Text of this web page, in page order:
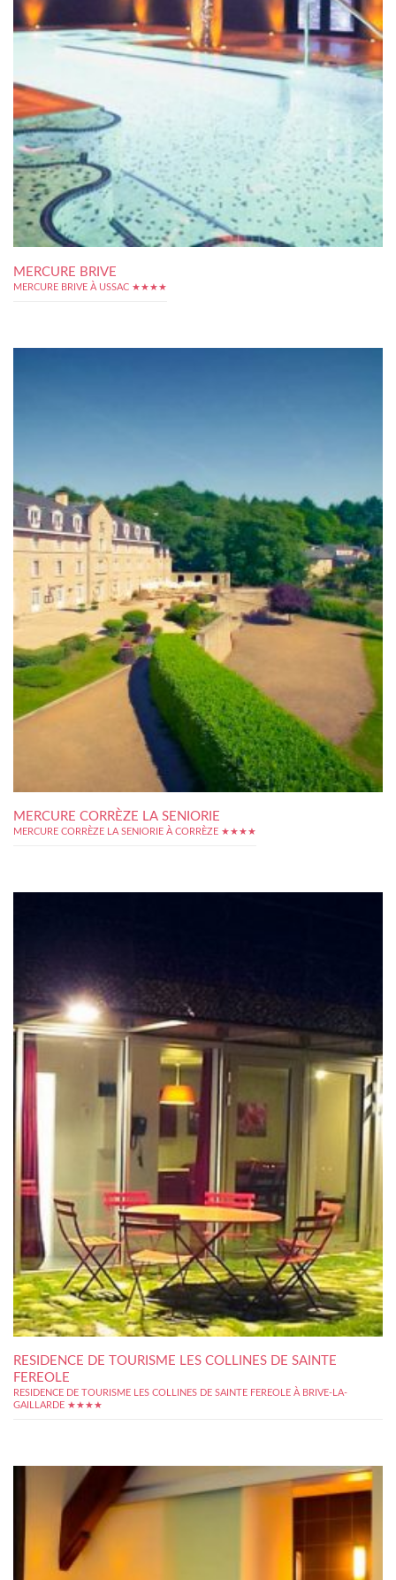
MERCURE BRIVE
MERCURE BRIVE À USSAC ★★★★
MERCURE CORRÈZE LA SENIORIE
MERCURE CORRÈZE LA SENIORIE À CORRÈZE ★★★★
RESIDENCE DE TOURISME LES COLLINES DE SAINTE
FEREOLE
RESIDENCE DE TOURISME LES COLLINES DE SAINTE FEREOLE À BRIVE-LA-
GAILLARDE ★★★★